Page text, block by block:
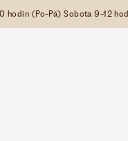
hodin (Po-Pá) Sobota 9-12